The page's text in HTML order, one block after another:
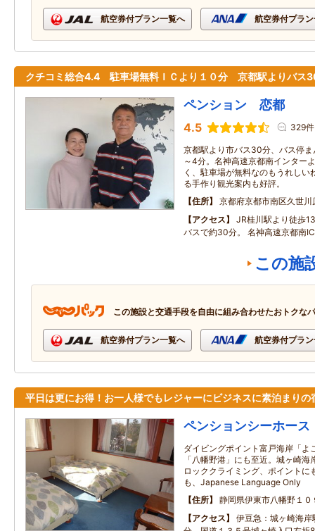
航空券付プラン一覧へ 航空券付プラ
クチコミ総合4.4 駐車場無料ＩＣより１０分 京都駅よりバス
ペンション 恋都
4.5 329件
京都駅より市バス30分、バス停
～4分。名神高速京都南インター
く、駐車場が無料なのもうれしい
る手作り観光案内も好評。
住所
京都府京都市南区久世川
アクセス
JR桂川駅より徒歩
バスで約30分。 名神高速京都南
この施
この施設と交通手段を自由に組み合わせたおトクな
航空券付プラン一覧へ 航空券付プラ
平日は更にお得！お一人様でもレジャーにビジネスに素泊まりの
ペンションシーホース
ダイビングポイント富戸海岸「よ
「八幡野港」にも至近。城ヶ崎
ロッククライミング、ポイントに
も、Japanese Language Only
住所
静岡県伊東市八幡野１０
アクセス
伊豆急：城ヶ崎海